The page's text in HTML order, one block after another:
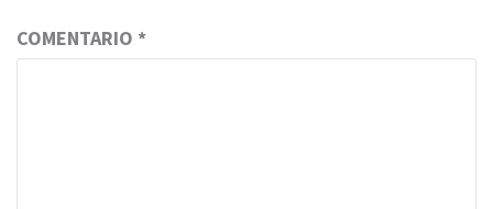
COMENTARIO *